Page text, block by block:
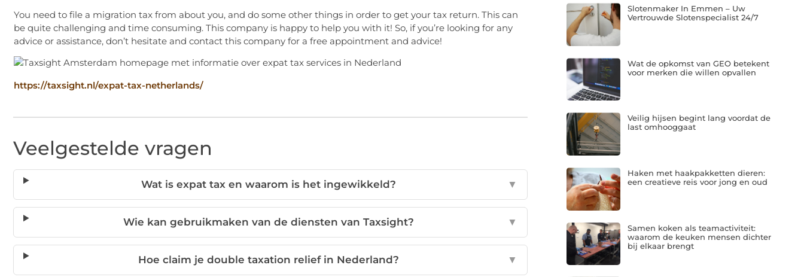
You need to file a migration tax from about you, and do some other things in order to get your tax return. This can
be quite challenging and time consuming. This company is happy to help you with it! So, if you’re looking for any
advice or assistance, don’t hesitate and contact this company for a free appointment and advice!
https://taxsight.nl/expat-tax-netherlands/
Veelgestelde vragen
Wat is expat tax en waarom is het ingewikkeld? ▼
Wie kan gebruikmaken van de diensten van Taxsight? ▼
Hoe claim je double taxation relief in Nederland? ▼
Slotenmaker In Emmen – Uw
Vertrouwde Slotenspecialist 24/7
Wat de opkomst van GEO betekent
voor merken die willen opvallen
Veilig hijsen begint lang voordat de
last omhooggaat
Haken met haakpakketten dieren:
een creatieve reis voor jong en oud
Samen koken als teamactiviteit:
waarom de keuken mensen dichter
bij elkaar brengt